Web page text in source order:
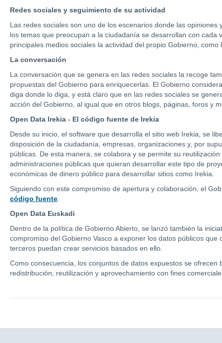
Redes sociales y seguimiento de su actividad
Las redes sociales son uno de los escenarios donde las
los temas que preocupan a la ciudadanía se desarrollan con
principales medios sociales la actividad del propio Gobierno,
La conversación
La conversación que se genera en las redes sociales la recoge
propuestas del Gobierno para enriquecerlas. El Gobierno
diga donde lo diga, y está claro que en las redes sociales se
acción del Gobierno, al igual que en otros blogs, páginas, foros y
Open Data Irekia - El código fuente de Irekia
Desde su inicio, el software que desarrolla el sitio web Irekia, se
disposición de la ciudadanía, empresas, organizaciones y, por
públicas. De esta manera, se colabora y se permite su
administraciones públicas que quieran desarrollar este tipo de
económicas de dinero público para desarrollar sitios como Irekia.
Siguiendo con este compromiso de apertura y colaboración, el
código fuente.
Open Data Euskadi
Dentro de la política de Gobierno Abierto, se lanzó también la
compromiso del Gobierno Vasco a exponer los datos públicos
terceros puedan crear servicios basados en ello.
Como consecuencia, los conjuntos de datos expuestos se
redistribución, reutilización y aprovechamiento con fines